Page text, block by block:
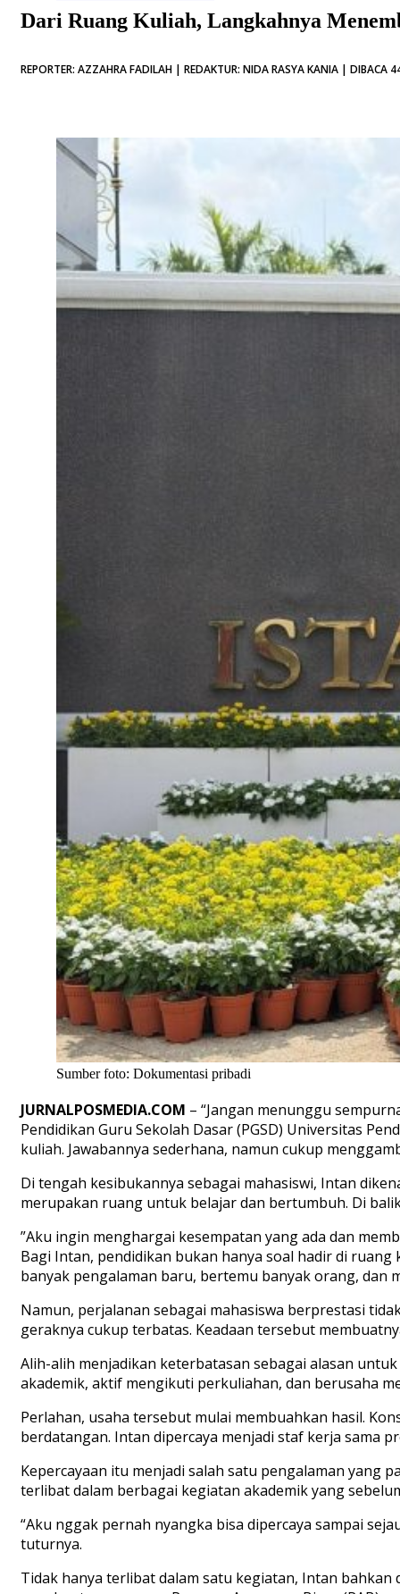
Dari Ruang Kuliah, Langkahnya
REPORTER: AZZAHRA FADILAH | REDAKTUR: NIDA RASYA KANIA | DIBACA
Sumber foto: Dokumentasi pribadi
JURNALPOSMEDIA.COM – “Jangan menunggu
Pendidikan Guru Sekolah Dasar (PGSD) Universitas
kuliah. Jawabannya sederhana, namun cukup
Di tengah kesibukannya sebagai mahasiswi, Intan
merupakan ruang untuk belajar dan bertumbuh. Di
”Aku ingin menghargai kesempatan yang ada dan
Bagi Intan, pendidikan bukan hanya soal hadir di
banyak pengalaman baru, bertemu banyak orang, dan
Namun, perjalanan sebagai mahasiswa berprestasi
geraknya cukup terbatas. Keadaan tersebut
Alih-alih menjadikan keterbatasan sebagai alasan
akademik, aktif mengikuti perkuliahan, dan berusaha
Perlahan, usaha tersebut mulai membuahkan hasil.
berdatangan. Intan dipercaya menjadi staf kerja sama
Kepercayaan itu menjadi salah satu pengalaman yang
terlibat dalam berbagai kegiatan akademik yang
“Aku nggak pernah nyangka bisa dipercaya sampai
tuturnya.
Tidak hanya terlibat dalam satu kegiatan, Intan